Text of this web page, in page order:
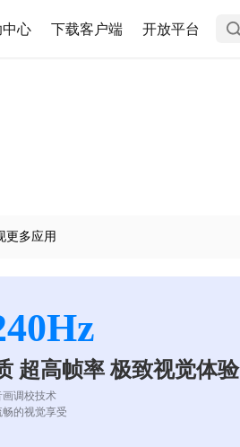
心 下载客户端 开放平台
更多应用
超高帧率 极致视觉体验
调校技术
的视觉享受